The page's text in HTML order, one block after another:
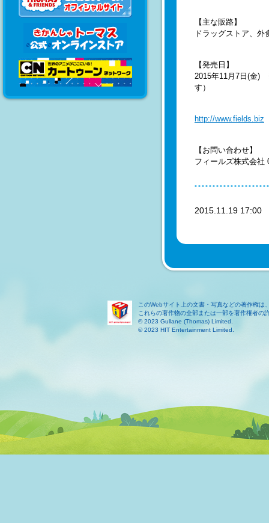
【主な販路】
ドラッグストア、
【発売日】
2015年11月7日(金)
す）
http://www.fields.biz
【お問い合わせ】
フィールズ株式会社
2015.11.19
このWebサイト上の文書・写真などの著作権
これらの著作物の全部または一部を著作権者の
© 2023 Gullane (Thomas) Limited.
© 2023 HIT Entertainment Limited.